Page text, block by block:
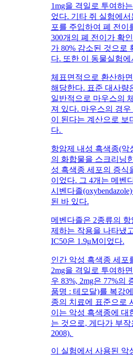
1mg을 격일로 투여하
었다. 기타 쥐 실험에
포를 주입하여 폐 전이
300개의 폐 전이가 확
가 80% 감소된 것으로
다. 또한 이 동물실험
체표면적으로 환산하
해당한다. 표준 대사량
일반적으로 마우스의
져 있다. 마우스의 경우
이 된다는 계산으로 보
다.
항암제 내성 흑색종(악
의 화합물을 스크리닝
성 흑색종 세포의 증식
이었다. 그 4개는 메벤
시벤다졸
된 바 있다.
메벤다졸은 2종류의
제하는 작용을 나타냈
IC50은 1.9μM이었다.
인간 악성 흑색종 세포
2mg을 격일로 투여하
우 83%, 2mg은 77%의
품명 : 테모달)를 복강
종의 치료에 표준으로
이는 악성 흑색종에 대
는 것으로, 게다가 부작
2008).
이 실험에서 사용된 악